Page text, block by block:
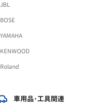
JBL
BOSE
YAMAHA
KENWOOD
Roland
車用品･工具関連